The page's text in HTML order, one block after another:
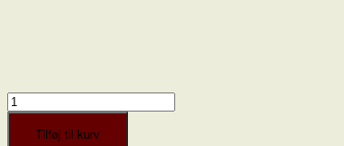
Aaldering,
Shiraz
Tilføj til kurv